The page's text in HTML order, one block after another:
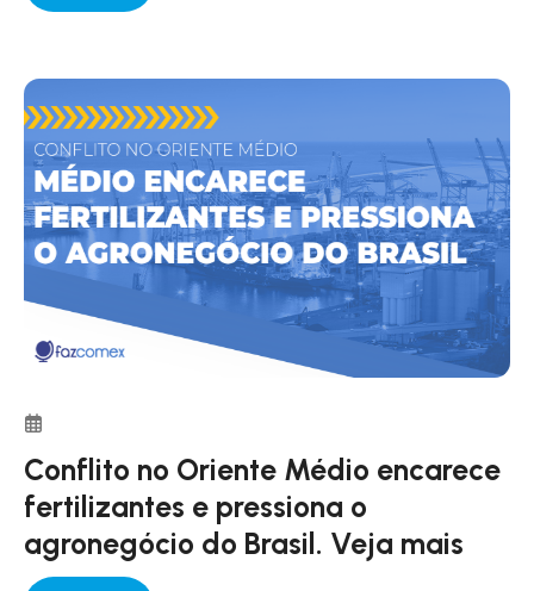
Conflito no Oriente Médio encarece
fertilizantes e pressiona o
agronegócio do Brasil. Veja mais